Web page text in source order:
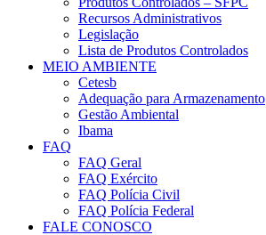
Recursos Administrativos
Legislação
Lista de Produtos Controlados
MEIO AMBIENTE
Cetesb
Adequação para Armazenamento
Gestão Ambiental
Ibama
FAQ
FAQ Geral
FAQ Exército
FAQ Polícia Civil
FAQ Polícia Federal
FALE CONOSCO